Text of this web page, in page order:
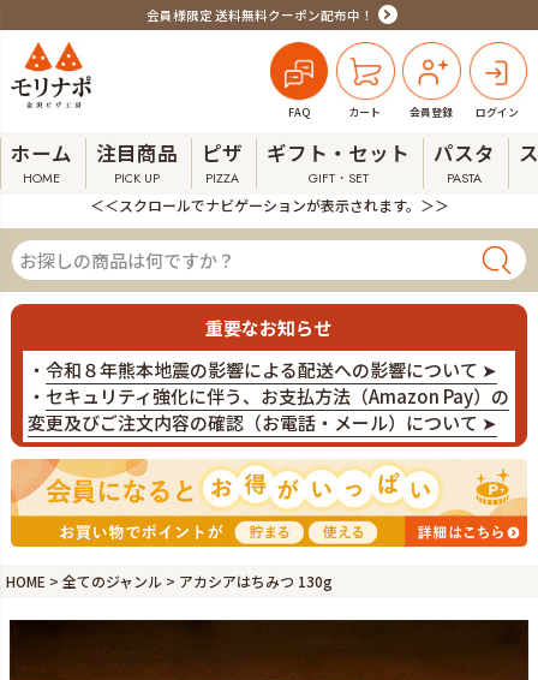
会員様限定 送料無料クーポン配布中！
FAQ カート 会員登録 ログイン
ホーム
HOME
注目商品
PICK UP
ピザ
PIZZA
ギフト・セット
GIFT・SET
パスタ
PASTA
＜＜スクロールでナビゲーションが表示されます。＞＞
重要なお知らせ
・ 令和８年熊本地震の影響による配送への影響について ➤
・ セキュリティ強化に伴う、お支払方法（Amazon Pay）の
変更及びご注文内容の確認（お電話・メール）について ➤
HOME 全てのジャンル アカシアはちみつ 130g